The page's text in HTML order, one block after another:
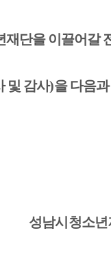
재단을 이끌어갈
및 감사)을 다음
성남시청소